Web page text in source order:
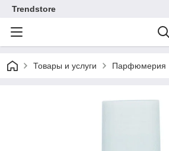
Trendstore
Товары и услуги Парфюмерия